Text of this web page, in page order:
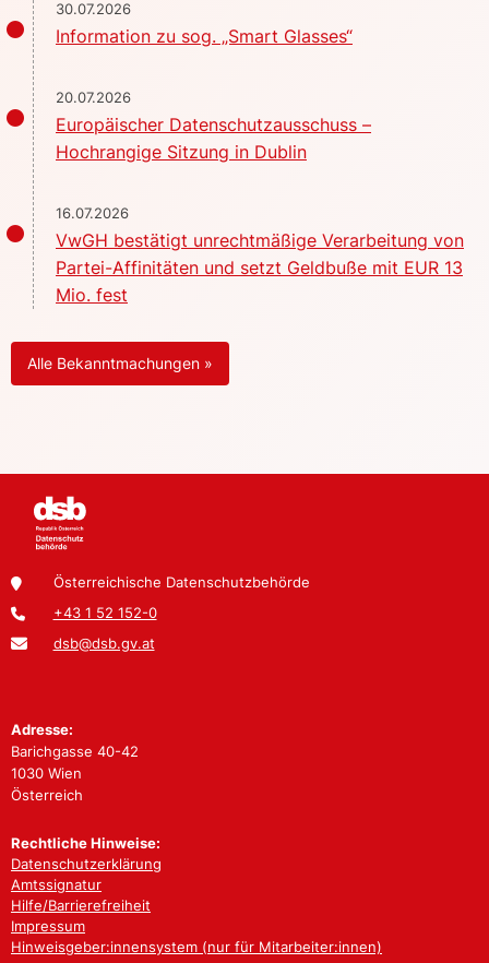
30.07.2026
Information zu sog. „Smart Glasses“
20.07.2026
Europäischer Datenschutzausschuss –
Hochrangige Sitzung in Dublin
16.07.2026
VwGH bestätigt unrechtmäßige Verarbeitung von
Partei-Affinitäten und setzt Geldbuße mit EUR 13
Mio. fest
Alle Bekanntmachungen »
Österreichische Datenschutzbehörde
+43 1 52 152-0
dsb@dsb.gv.at
Adresse:
Barichgasse 40-42
1030 Wien
Österreich
Rechtliche Hinweise:
Datenschutzerklärung
Amtssignatur
Hilfe/Barrierefreiheit
Impressum
Hinweisgeber:innensystem (nur für Mitarbeiter:innen)